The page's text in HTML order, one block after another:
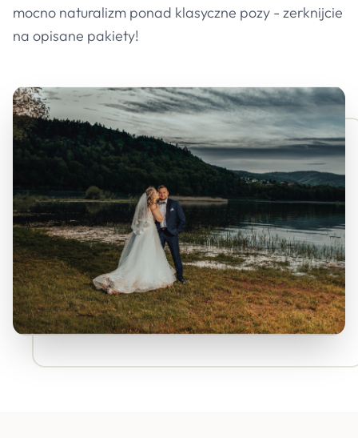
mocno naturalizm ponad klasyczne pozy - zerknijcie
na opisane pakiety!